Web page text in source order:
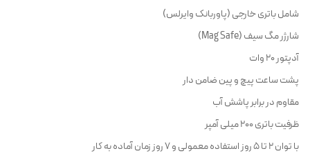
شامل باتری خارجی (پاوربانک وایرلس)
شارژر مگ سیف (Mag Safe)
آدپتور 20 وات
پشت ساعت پیچ و پین ضامن دار
مقاوم در برابر پاشش آب
ظرفیت باتری 200 میلی آمپر
با توان 2 تا 5 روز استفاده معمولی و 7 روز زمان آماده به کار